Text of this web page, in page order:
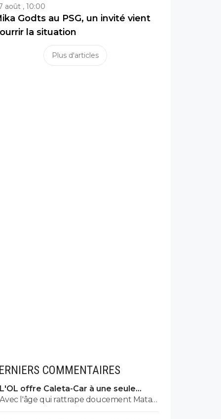
août , 10:00
Godts au PSG, un invité vient
la situation
Plus d'articles
COMMENTAIRES
L'OL offre Caleta-Car à une seule
condition
Avec l'âge qui rattrape doucement Mata
et la nullité de Kamara, je l'aurais bien